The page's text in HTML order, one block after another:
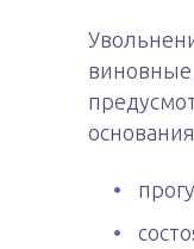
виновные